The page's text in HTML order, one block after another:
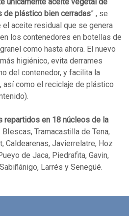
únicamente aceite vegetal de
de plástico bien cerradas” , se
el aceite residual que se genera
los contenedores en botellas de
como hasta ahora. El nuevo
higiénico, evita derrames
del contenedor, y facilita la
como el reciclaje de plástico
repartidos en 18 núcleos de la
BIescas, Tramacastilla de Tena,
Caldearenas, Javierrelatre, Hoz
de Jaca, Piedrafita, Gavin,
Larrés y Senegüé.